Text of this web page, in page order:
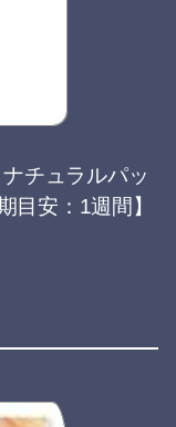
チュラルパッ
目安：1週間】